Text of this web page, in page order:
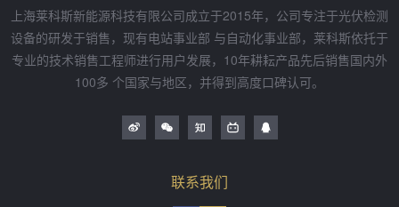
上海莱科斯新能源科技有限公司成立于2015年，公司专注于光伏检测
设备的研发于销售，现有电站事业部 与自动化事业部，莱科斯依托于
专业的技术销售工程师进行用户发展，10年耕耘产品先后销售国内外
100多 个国家与地区，并得到高度口碑认可。
联系我们